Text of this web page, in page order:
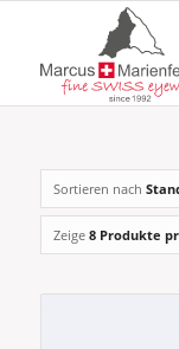
Sortieren nach
Zeige 8 Produkte